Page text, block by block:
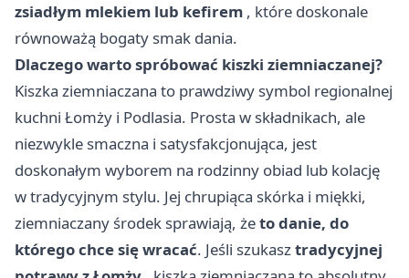
zsiadłym mlekiem lub kefirem , które doskonale
równoważą bogaty smak dania.
Dlaczego warto spróbować kiszki ziemniaczanej?
Kiszka ziemniaczana to prawdziwy symbol regionalnej
kuchni Łomży i Podlasia. Prosta w składnikach, ale
niezwykle smaczna i satysfakcjonująca, jest
doskonałym wyborem na rodzinny obiad lub kolację
w tradycyjnym stylu. Jej chrupiąca skórka i miękki,
ziemniaczany środek sprawiają, żeto danie, do
którego chce się wracać. Jeśli szukasztradycyjnej